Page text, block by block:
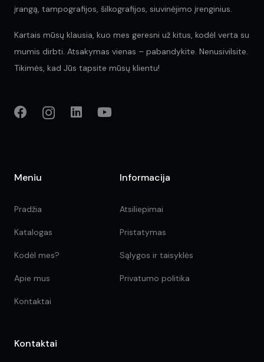
įrangą, tampografijos, šilkografijos, siuvinėjimo įrenginius.
Kartais mūsų klausia, kuo mes geresni už kitus, kodėl verta su
mumis dirbti. Atsakymas vienas – pabandykite. Nenusivilsite.
Tikimės, kad Jūs tapsite mūsų klientu!
Meniu
Pradžia
Katalogas
Kodėl mes?
Apie mus
Kontaktai
Informacija
Atsiliepimai
Pristatymas
Sąlygos ir taisyklės
Privatumo politika
Kontaktai